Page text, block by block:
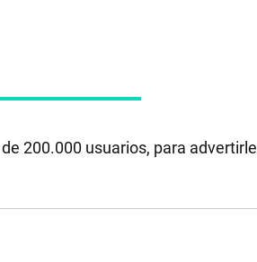
200.000 usuarios, para